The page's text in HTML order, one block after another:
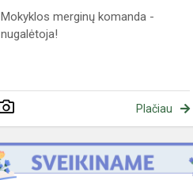
Mokyklos merginų komanda -
nugalėtoja!
Plačiau